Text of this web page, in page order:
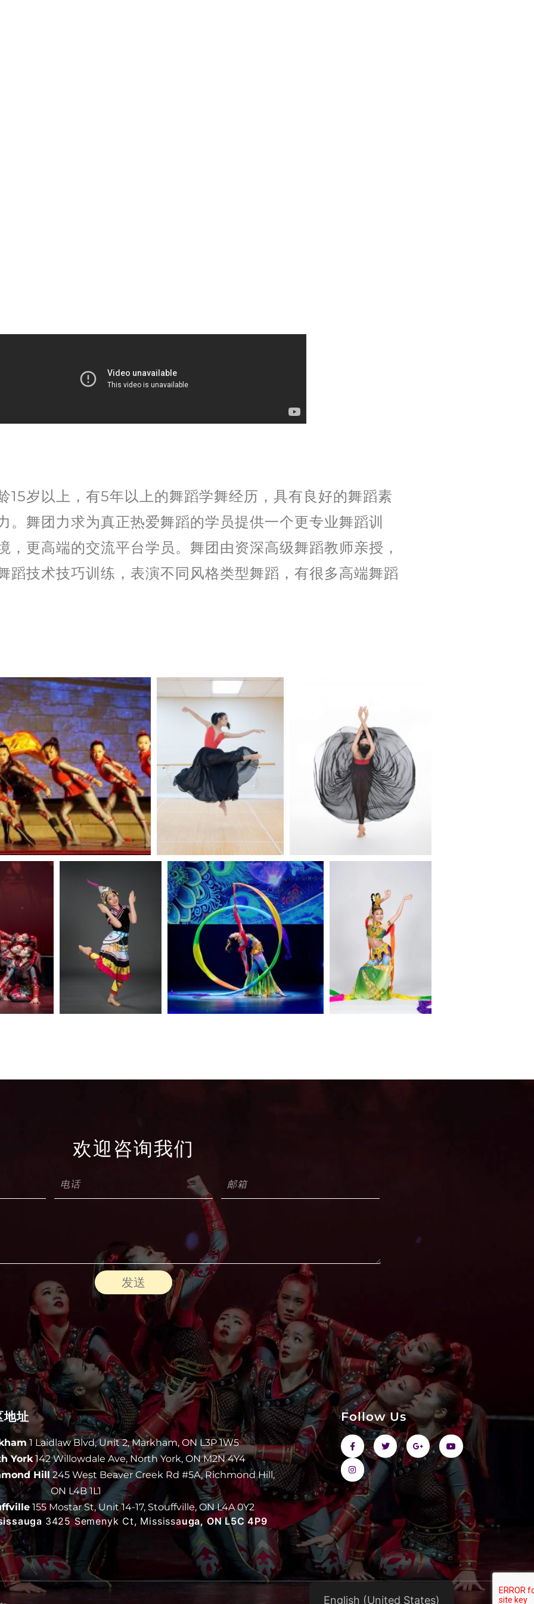
15岁以上，有5年以上的舞蹈学舞经历，具有良好的舞蹈素
。舞团力求为真正热爱舞蹈的学员提供一个更专业舞蹈训
，更高端的交流平台学员。舞团由资深高级舞蹈教师亲授，
蹈技术技巧训练，表演不同风格类型舞蹈，有很多高端舞蹈
欢迎咨询我们
发送
地址
1 Laidlaw Blvd, Unit 2, Markham, ON L3P 1W5
York142 Willowdale Ave, North York, ON M2N 4Y4
Hill 245 West Beaver Creek Rd #5A, Richmond Hill,
L4B 1L1
155 Mostar St, Unit 14-17, Stouffville, ON L4A 0Y2
3425 Semenyk Ct, Mississauga, ON L5C 4P9
Follow Us
English (United States)